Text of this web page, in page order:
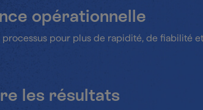
opérationnelle
pour plus de rapidité, de fiabilité
les résultats